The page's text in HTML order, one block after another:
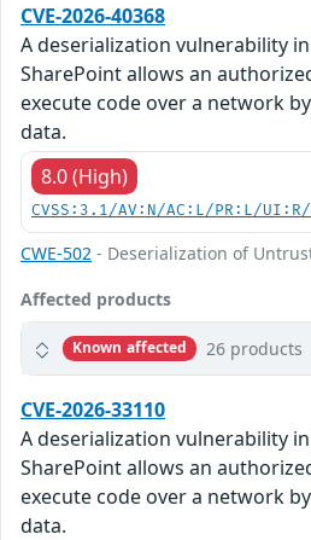
CVE-2026-40368
A deserialization vulnerability
SharePoint allows an
execute code over a network
data.
8.0 (High)
CVSS:3.1/AV:N/AC:L/PR:L/
CWE-502 - Deserialization of
Affected products
Known affected 26 products
CVE-2026-33110
A deserialization vulnerability
SharePoint allows an
execute code over a network
data.